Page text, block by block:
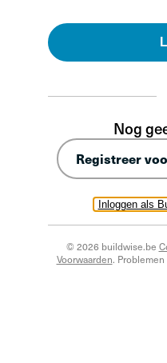
Inloggen als
Nog
Registreer
© 2026 buildwise.be
Voorwaarden.